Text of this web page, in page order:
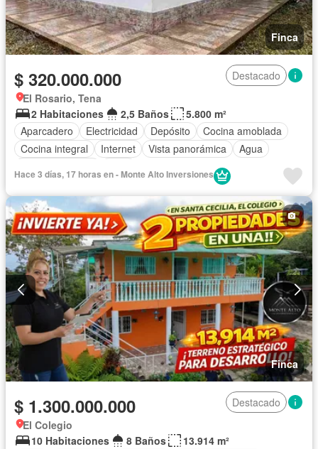
Finca
$ 320.000.000
Destacado
El Rosario, Tena
2 Habitaciones
2,5 Baños
5.800 m²
Aparcadero
Electricidad Depósito
Cocina amoblada
Cocina integral
Internet Vista panorámica
Agua
Jardín
Permite mascotas
Solo familias Permite niños
Hace 3 días, 17 horas en - Monte Alto Inversiones
Finca
$ 1.300.000.000
Destacado
El Colegio
10 Habitaciones
8 Baños
13.914 m²